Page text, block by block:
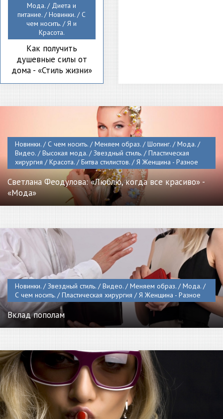
Мода. / Диета и
питание. / Новинки. / С
чем носить. / Я и
Красота.
Как получить
душевные силы от
дома - «Стиль жизни»
Новинки. / С чем носить. / Меняем образ. / Шопинг. / Мода. /
Видео. / Высокая мода. / Звездный стиль. / Пластическая
хирургия / Красота. / Битва стилистов. / Я Женщина - Разное
Светлана Феодулова: «Люблю, когда все красиво» -
«Мода»
Новинки. / Звездный стиль. / Видео. / Меняем образ. / Мода. /
С чем носить. / Пластическая хирургия / Я Женщина - Разное
Вклад пополам